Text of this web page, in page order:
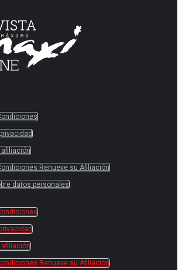
afiliación
Renueve su Afiliación
datos personales
afiliación
Renueve su Afiliación